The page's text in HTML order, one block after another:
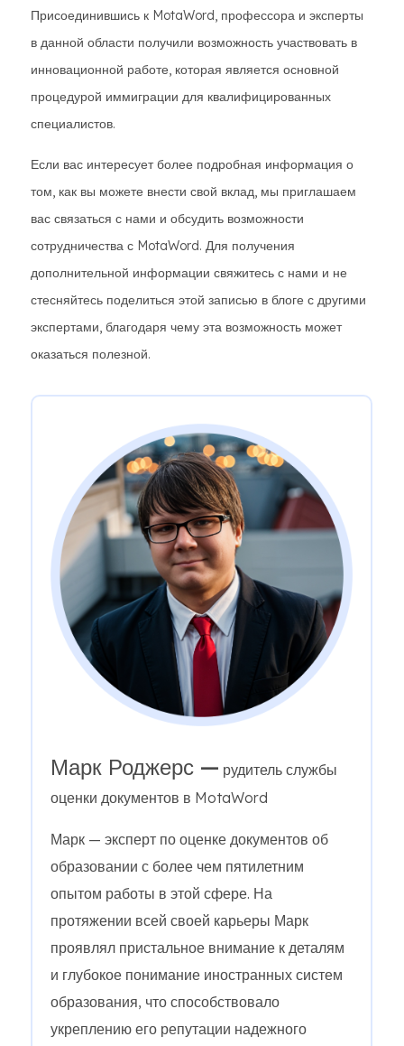
Присоединившись к MotaWord, профессора и эксперты
в данной области получили возможность участвовать в
инновационной работе, которая является основной
процедурой иммиграции для квалифицированных
специалистов.
Если вас интересует более подробная информация о
том, как вы можете внести свой вклад, мы приглашаем
вас связаться с нами и обсудить возможности
сотрудничества с MotaWord. Для получения
дополнительной информации свяжитесь с нами и не
стесняйтесь поделиться этой записью в блоге с другими
экспертами, благодаря чему эта возможность может
оказаться полезной.
Марк Роджерс — рудитель службы
оценки документов в MotaWord
Марк — эксперт по оценке документов об
образовании с более чем пятилетним
опытом работы в этой сфере. На
протяжении всей своей карьеры Марк
проявлял пристальное внимание к деталям
и глубокое понимание иностранных систем
образования, что способствовало
укреплению его репутации надежного